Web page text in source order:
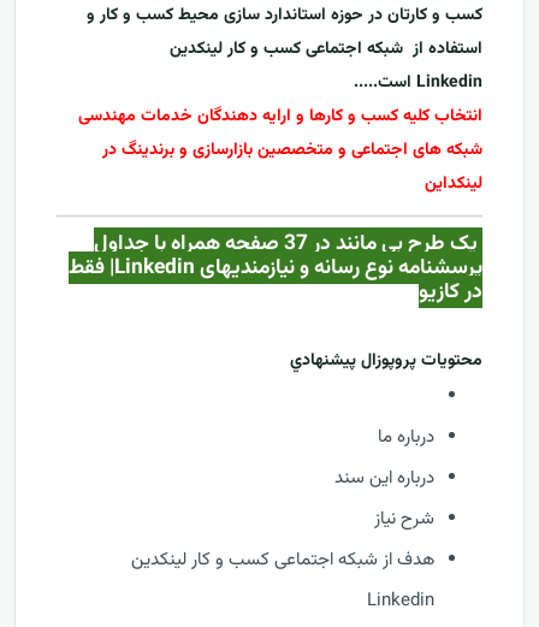
کسب و کارتان در حوزه استاندارد سازی محیط کسب و کار و
استفاده از شبکه اجتماعی کسب و کار لینکدین
Linkedin است.....
انتخاب کلیه کسب و کارها و ارایه دهندگان خدمات مهندسی
شبکه های اجتماعی و متخصصین بازارسازی و برندینگ در
لینکداین
یک طرح بی مانند در 37 صفحه همراه با جداول
پرسشنامه نوع رسانه و نیازمندیهایLinkedin| فقط
در کازيو
محتويات پروپوزال پيشنهادي
درباره ما
درباره این سند
شرح نیاز
هدف از شبکه اجتماعی کسب و کار لینکدین
Linkedin